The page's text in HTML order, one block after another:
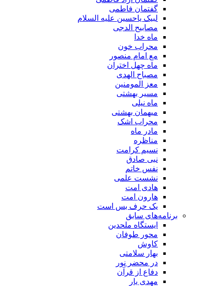
گفتمان فاطمی
لبیک یاحسین علیه السلام
مصابیح الدجی
ماه خدا
محراب خون
مع امام منصور
ماه چهل اختران
مصباح الهدی
معز المومنین
مسیر بهشتی
ماه نیلی
میهمان بهشتی
محراب اشک
مادر ماه
مناظره
نسیم کرامت
نبی صادق
نفس خاتم
نشست علمی
هادی امت
هارون امت
یک حرف بس است
برنامه‌های سابق
ایستگاه ملحدین
محور طوفان
کاوش
بهار سلامتی
در محضر نور
دفاع از قرآن
مهدی یار